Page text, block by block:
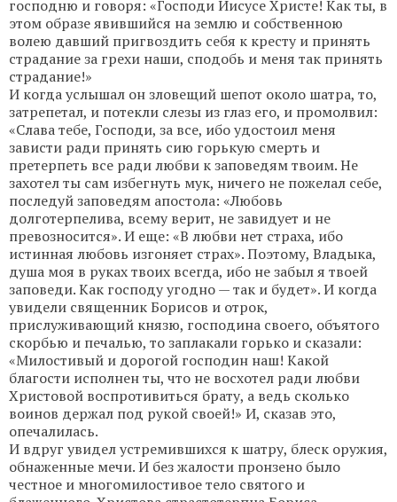
господню и говоря: «Господи Иисусе Христе! Как ты, в
этом образе явившийся на землю и собственною
волею давший пригвоздить себя к кресту и принять
страдание за грехи наши, сподобь и меня так принять
страдание!»
И когда услышал он зловещий шепот около шатра, то,
затрепетал, и потекли слезы из глаз его, и промолвил:
«Слава тебе, Господи, за все, ибо удостоил меня
зависти ради принять сию горькую смерть и
претерпеть все ради любви к заповедям твоим. Не
захотел ты сам избегнуть мук, ничего не пожелал себе,
последуй заповедям апостола: «Любовь
долготерпелива, всему верит, не завидует и не
превозносится». И еще: «В любви нет страха, ибо
истинная любовь изгоняет страх». Поэтому, Владыка,
душа моя в руках твоих всегда, ибо не забыл я твоей
заповеди. Как господу угодно — так и будет». И когда
увидели священник Борисов и отрок,
прислуживающий князю, господина своего, объятого
скорбью и печалью, то заплакали горько и сказали:
«Милостивый и дорогой господин наш! Какой
благости исполнен ты, что не восхотел ради любви
Христовой воспротивиться брату, а ведь сколько
воинов держал под рукой своей!» И, сказав это,
опечалилась.
И вдруг увидел устремившихся к шатру, блеск оружия,
обнаженные мечи. И без жалости пронзено было
честное и многомилостивое тело святого и